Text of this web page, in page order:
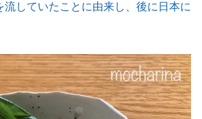
流していたことに由来し、後に日本に